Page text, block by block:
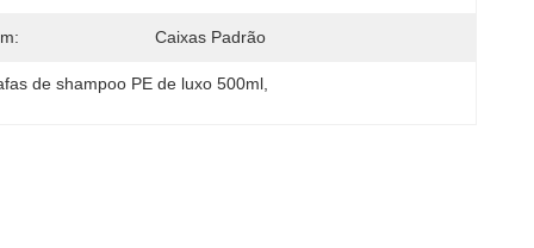
Caixas Padrão
de shampoo PE de luxo 500ml